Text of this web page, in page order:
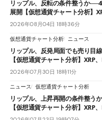
リップル、反転の条件整うか
展開【仮想通貨チャート分析】
2026年08月04日 18時36分
仮想通貨チャート分析 ニュース
リップル、反発局面でも売り目
【仮想通貨チャート分析】XRP
2026年07月30日 18時11分
ニュース 仮想通貨チャート分析
リップル、上昇再開の条件整う
【仮想通貨チャート分析】XRP